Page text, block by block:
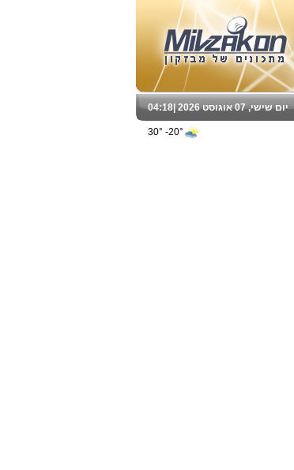
04:18 יום שישי, 07 אוגוסט 2026 |
20°- 30°